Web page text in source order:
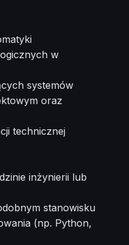
w
systemów
oraz
technicznej
inżynierii lub
stanowisku
(np. Python,